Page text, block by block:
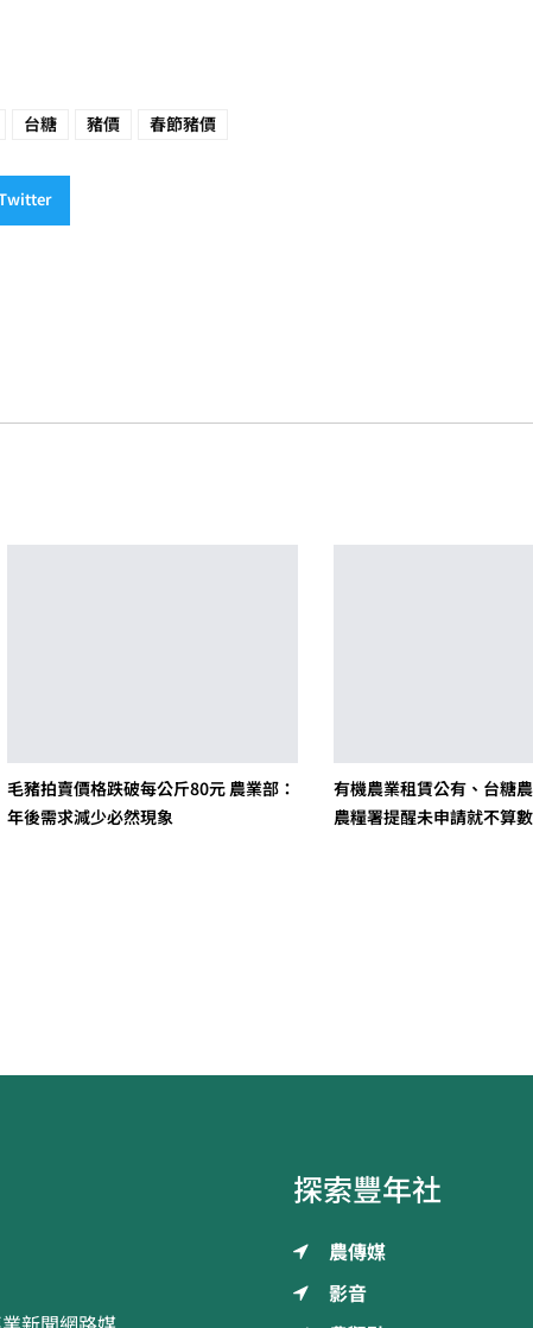
台糖 豬價 春節豬價
毛豬拍賣價格跌破每公斤80元 農業部：
年後需求減少必然現象
有機農業租賃公有、台糖
農糧署提醒未申請就不算數
探索豐年社
農傳媒
影音